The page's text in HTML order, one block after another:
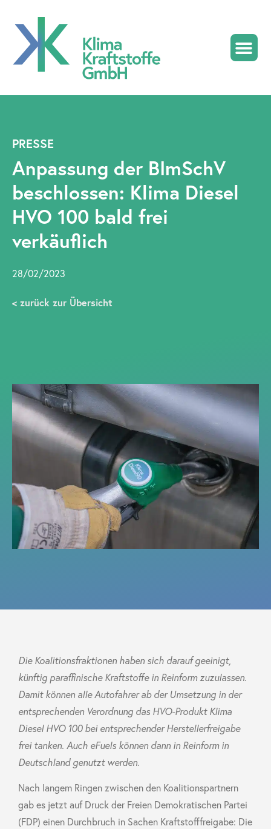
PRESSE
Anpassung der BImSchV
beschlossen: Klima Diesel
HVO 100 bald frei
verkäuflich
28/02/2023
< zurück zur Übersicht
Die Koalitionsfraktionen haben sich darauf geeinigt,
künftig paraffinische Kraftstoffe in Reinform zuzulassen.
Damit können alle Autofahrer ab der Umsetzung in der
entsprechenden Verordnung das HVO-Produkt Klima
Diesel HVO 100 bei entsprechender Herstellerfreigabe
frei tanken. Auch eFuels können dann in Reinform in
Deutschland genutzt werden.
Nach langem Ringen zwischen den Koalitionspartnern
gab es jetzt auf Druck der Freien Demokratischen Partei
(FDP) einen Durchbruch in Sachen Kraftstofffreigabe: Die